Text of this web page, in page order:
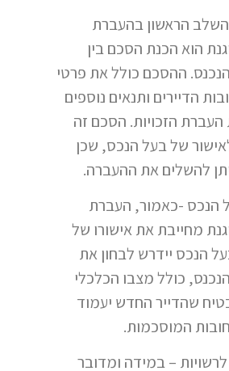
הראשון בהעברת
הוא הכנת הסכם בין
הנכנס. ההסכם כולל את פרטי
הדיירים ותנאים נוספים
הזכויות. הסכם זה
של בעל הנכס, שכן
להשלים את ההעברה.
הנכס -כאמור, העברת
מחייבת את אישורו של
הנכס יידרש לבחון את
כולל מצבו הכלכלי
שהדייר החדש יעמוד
המוסכמות.
– במידה ומדובר